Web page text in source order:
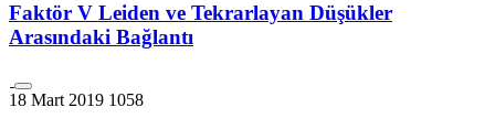
Faktör V Leiden ve Tekrarlayan Düşükler
Arasındaki Bağlantı
18 Mart 2019 1058